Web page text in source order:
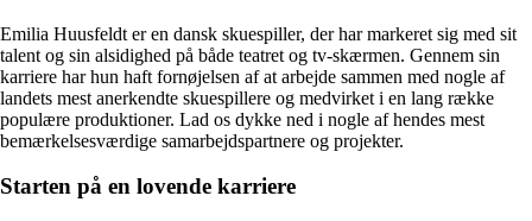
Emilia Huusfeldt er en dansk skuespiller, der har markeret sig med sit
talent og sin alsidighed på både teatret og tv-skærmen. Gennem sin
karriere har hun haft fornøjelsen af at arbejde sammen med nogle af
landets mest anerkendte skuespillere og medvirket i en lang række
populære produktioner. Lad os dykke ned i nogle af hendes mest
bemærkelsesværdige samarbejdspartnere og projekter.
Starten på en lovende karriere